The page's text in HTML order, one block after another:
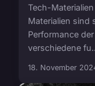
Tech-
Materialien sind
Performance
verschiedene
18. November